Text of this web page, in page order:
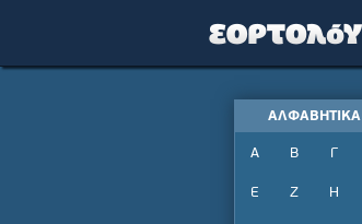
ΑΛΦΑΒΗΤΙΚΑ
Α Β Γ
Ε Ζ Η